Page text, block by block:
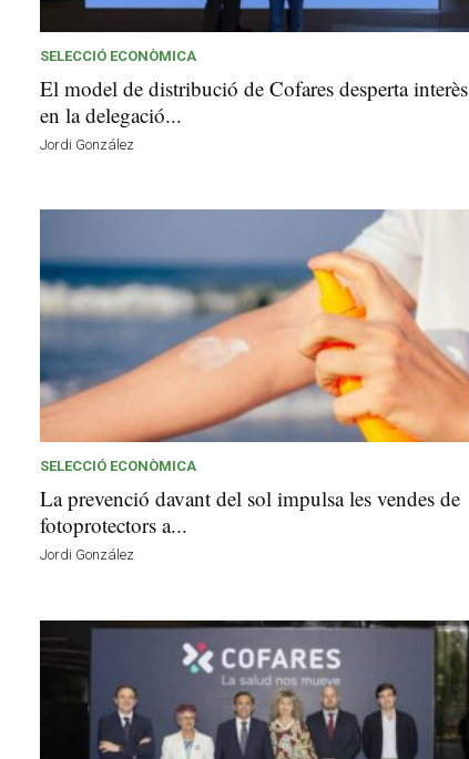
SELECCIÓ ECONÒMICA
El model de distribució de Cofares desperta interès
en la delegació...
Jordi González
SELECCIÓ ECONÒMICA
La prevenció davant del sol impulsa les vendes de
fotoprotectors a...
Jordi González